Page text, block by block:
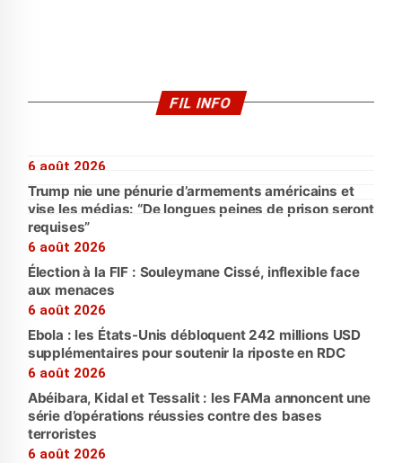
FIL INFO
6 août 2026
Trump nie une pénurie d’armements américains et
vise les médias: “De longues peines de prison seront
requises”
6 août 2026
Élection à la FIF : Souleymane Cissé, inflexible face
aux menaces
6 août 2026
Ebola : les États-Unis débloquent 242 millions USD
supplémentaires pour soutenir la riposte en RDC
6 août 2026
Abéibara, Kidal et Tessalit : les FAMa annoncent une
série d’opérations réussies contre des bases
terroristes
6 août 2026